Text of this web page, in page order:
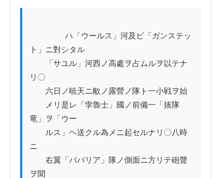
ト」ニ對シタル
「サユル」河西ノ高處ヲ占ムルヲ以テナ
リ〇
六日ノ暁天ニ歒ノ露營ノ隊ト一小戦ヲ始
メリ是レ「孛魯士」國ノ前備一「抜隊
竜」ヲ「ウー
ルス」ヘ送クル為メニ起セルナリ〇八時
ニ
右翼「ババリア」隊ノ側面ニ方リテ砲聲
ヲ聞